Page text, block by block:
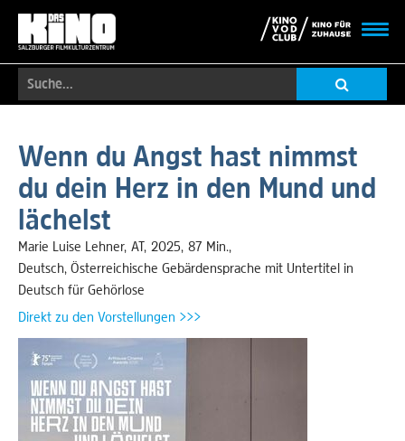
main
content
Suche...
Wenn du Angst hast nimmst
du dein Herz in den Mund und
lächelst
Marie Luise Lehner AT 2025 87 Min.
Deutsch, Österreichische Gebärdensprache mit Untertitel in
Deutsch für Gehörlose
Direkt zu den Vorstellungen >>>